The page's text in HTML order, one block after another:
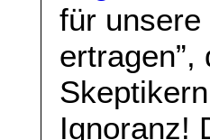
für
Ignoranz!